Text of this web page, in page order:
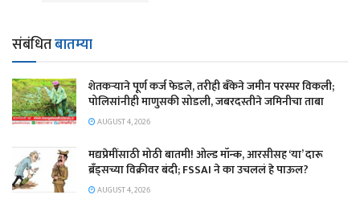
संबंधितबातम्या
शेतकऱ्याने पूर्ण कर्ज फेडले, तरीही बँकेने जमीन परस्पर विकली;
पोलिसांनीही माणुसकी सोडली, जबरदस्तीने जमिनीचा ताबा
AUGUST 4, 2026
मद्यप्रेमींसाठी मोठी बातमी! ओल्ड मॉन्क, आरसीसह ‘या’ दारू
ब्रँड्सच्या विक्रीवर बंदी; FSSAI ने का उचललं हे पाऊल?
AUGUST 4, 2026